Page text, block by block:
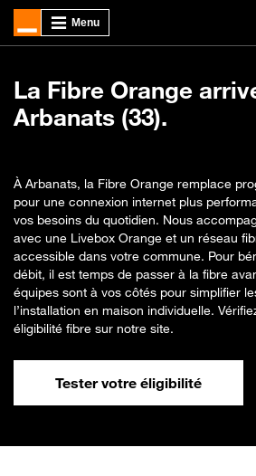
La Fibre Orange
Arbanats (33).
À Arbanats, la Fibre Orange remplace
pour une connexion internet plus
vos besoins du quotidien. Nous
avec une Livebox Orange et un réseau
accessible dans votre commune. Pour
débit, il est temps de passer à la fibre
équipes sont à vos côtés pour simplifier
l’installation en maison individuelle.
éligibilité fibre sur notre site.
Tester votre éligibilité